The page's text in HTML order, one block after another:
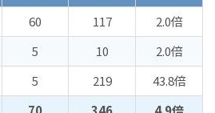
60 117
2.0倍
5 10
2.0倍
5 219
43.8倍